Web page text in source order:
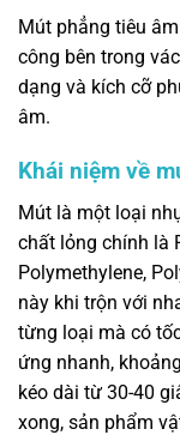
Mút phẳng tiêu
công bên trong
dạng và kích cỡ
âm.
Khái niệm về
Mút là một loại
chất lỏng chính là
Polymethylene,
này khi trộn với
từng loại mà có
ứng nhanh,
kéo dài từ 30-40
xong, sản phẩm